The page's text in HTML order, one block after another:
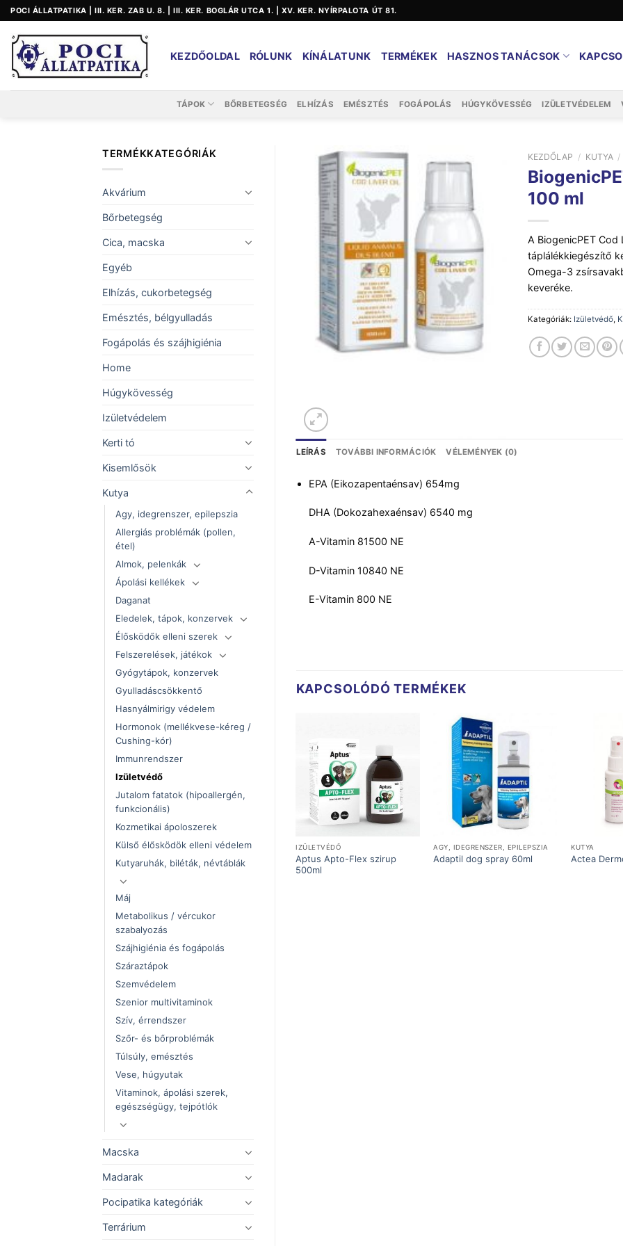
Skip
to
content
POCI ÁLLATPATIKA | III. KER. ZAB U. 8. | III. KER. BOGLÁR UTCA 1. | XV. KER. NYÍRPALOTA ÚT 81.
KEZDŐOLDAL RÓLUNK KÍNÁLATUNK TERMÉKEK HASZNOS TANÁCSOK
TÁPOK BŐRBETEGSÉG ELHÍZÁS EMÉSZTÉS FOGÁPOLÁS HÚGYKÖVESSÉG IZÜLETVÉDELEM
TERMÉKKATEGÓRIÁK
Akvárium
Bőrbetegség
Cica, macska
Egyéb
Elhízás, cukorbetegség
Emésztés, bélgyulladás
Fogápolás és szájhigiénia
Home
Húgykövesség
Izületvédelem
Kerti tó
Kisemlősök
Kutya
Agy, idegrenszer, epilepszia
Allergiás problémák (pollen,
étel)
Almok, pelenkák
Ápolási kellékek
Daganat
Eledelek, tápok, konzervek
Élősködők elleni szerek
Felszerelések, játékok
Gyógytápok, konzervek
Gyulladáscsökkentő
Hasnyálmirigy védelem
Hormonok (mellékvese-kéreg /
Cushing-kór)
Immunrendszer
Izületvédő
Jutalom fatatok (hipoallergén,
funkcionális)
Kozmetikai ápoloszerek
Külső élősködök elleni védelem
Kutyaruhák, biléták, névtáblák
Máj
Metabolikus / vércukor
szabalyozás
Szájhigiénia és fogápolás
Száraztápok
Szemvédelem
Szenior multivitaminok
Szív, érrendszer
Szőr- és bőrproblémák
Túlsúly, emésztés
Vese, húgyutak
Vitaminok, ápolási szerek,
egészségügy, tejpótlók
Macska
Madarak
Pocipatika kategóriák
Terrárium
KEZDŐLAP / KUTYA /
100 ml
A BiogenicPET
táplálékkiegészítő
Omega-3
keveréke.
Kategóriák: Izületvédő,
LEÍRÁS TOVÁBBI INFORMÁCIÓK VÉLEMÉNYEK (0)
EPA (Eikozapentaénsav) 654mg
DHA (Dokozahexaénsav) 6540 mg
A-Vitamin 81500 NE
D-Vitamin 10840 NE
E-Vitamin 800 NE
KAPCSOLÓDÓ TERMÉKEK
IZÜLETVÉDŐ
Aptus Apto-Flex szirup
500ml
AGY, IDEGRENSZER, EPILEPSZIA
Adaptil dog spray 60ml
KUTYA
Actea
Biogenicpet Immunity 120ml
KUTYA
Aptus Aptobalance paszta
15ml